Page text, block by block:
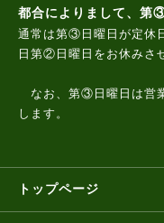
都合によりまして、第
通常は第③日曜日が定休
日第②日曜日をお休みさ
なお、第③日曜日は営
します。
トップページ